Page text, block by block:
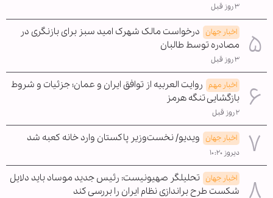
۳ روز قبل
اخبار جهان درخواست مالک شهرک امید سبز برای بازنگری در
مصادره توسط طالبان
۳ روز قبل
اخبار مهم روایت العربیه از توافق ایران و عمان؛ جزئیات و شروط
بازگشایی تنگه هرمز
۲ روز قبل
اخبار جهان ویدیو/ نخست‌وزیر پاکستان وارد خانه کعبه شد
دیروز ۱۰:۲۰
اخبار جهان تحلیلگر صهیونیست: رئیس جدید موساد باید دلایل
شکست طرح براندازی نظام ایران را بررسی کند